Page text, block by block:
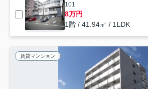
101
8万円
1階 / 41.94㎡ / 1LDK
賃貸マンション